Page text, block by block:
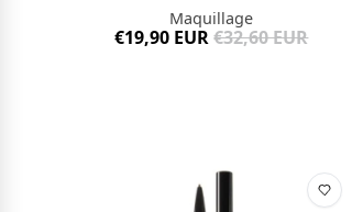
Maquillage
€19,90 EUR €32,60 EUR